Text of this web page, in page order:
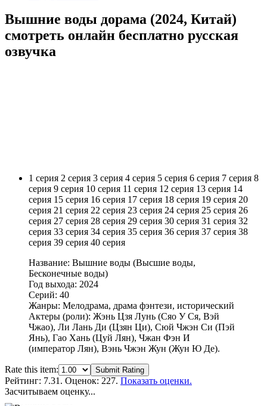
Вышние воды дорама (2024, Китай)
смотреть онлайн бесплатно русская
озвучка
1 серия 2 серия 3 серия 4 серия 5 серия 6 серия 7 серия 8
серия 9 серия 10 серия 11 серия 12 серия 13 серия 14
серия 15 серия 16 серия 17 серия 18 серия 19 серия 20
серия 21 серия 22 серия 23 серия 24 серия 25 серия 26
серия 27 серия 28 серия 29 серия 30 серия 31 серия 32
серия 33 серия 34 серия 35 серия 36 серия 37 серия 38
серия 39 серия 40 серия
Название: Вышние воды (Высшие воды,
Бесконечные воды)
Год выхода: 2024
Серий: 40
Жанры: Мелодрама, драма фэнтези, исторический
Актеры (роли): Жэнь Цзя Лунь (Сяо У Ся, Вэй
Чжао), Ли Лань Ди (Цзян Ци), Сюй Чжэн Си (Пэй
Янь), Гао Хань (Цуй Лян), Чжан Фэн И
(император Лян), Вэнь Чжэн Жун (Жун Ю Де).
Rate this item: Submit Rating
Рейтинг: 7.31 . Оценок: 227. Показать оценки.
Засчитываем оценку...